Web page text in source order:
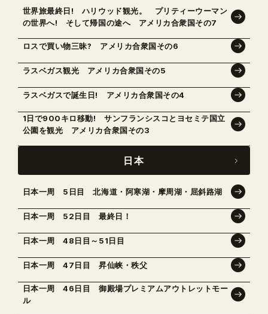
世界旅最終日! ハリウッド観光。 プリティーウーマン
の世界へ! そして帰国の途へ アメリカ合衆国その7
ロスで買い物三昧? アメリカ合衆国その6
ラスベガス観光 アメリカ合衆国その5
ラスベガスで誕生日! アメリカ合衆国その4
1日で900キロ移動! サンフランシスコとヨセミテ国立
公園を観光 アメリカ合衆国その3
日本
日本一周 5日目 北海道・阿寒湖・摩周湖・屈斜路湖
日本一周 52日目 最終日！
日本一周 48日目～51日目
日本一周 47日目 昇仙峡・秩父
日本一周 46日目 御殿場プレミアムアウトレットモー
ル